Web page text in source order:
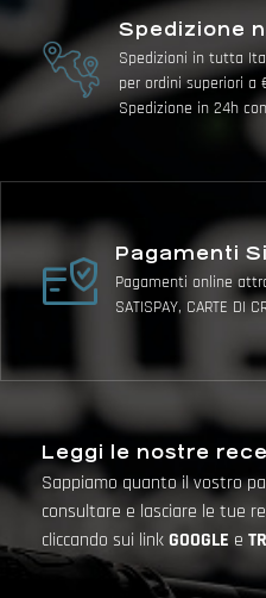
Spedizione
Spedizioni in tutta
per ordini superiori a
Spedizione in 24h
Pagamenti
Pagamenti online
SATISPAY, CARTE DI
Leggi le nostre
Sappiamo quanto il vostro
consultare e lasciare le tue
cliccando sui linkGOOGLE e